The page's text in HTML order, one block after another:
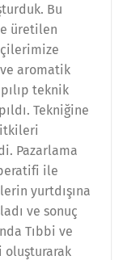
Bu
üretilen
aromatik
teknik
Tekniğine
Pazarlama
ile
yurtdışına
ve sonuç
Tıbbi ve